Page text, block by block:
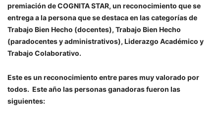
premiación de COGNITA STAR, un reconocimiento que se
entrega a la persona que se destaca en las categorías de
Trabajo Bien Hecho (docentes), Trabajo Bien Hecho
(paradocentes y administrativos), Liderazgo Académico y
Trabajo Colaborativo.
Este es un reconocimiento entre pares muy valorado por
todos. Este año las personas ganadoras fueron las
siguientes: